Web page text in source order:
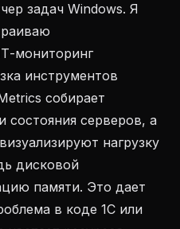
задач Windows. Я
мониторинг
инструментов
собирает
состояния серверов, а
нагрузку
дисковой
памяти. Это дает
в коде 1С или